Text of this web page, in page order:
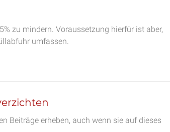
zu mindern. Voraussetzung hierfür ist aber,
umfassen.
Beiträge erheben, auch wenn sie auf dieses